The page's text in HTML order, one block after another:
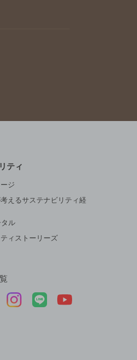
ティ
ジ
えるサステナビリティ経
ル
ィストーリーズ